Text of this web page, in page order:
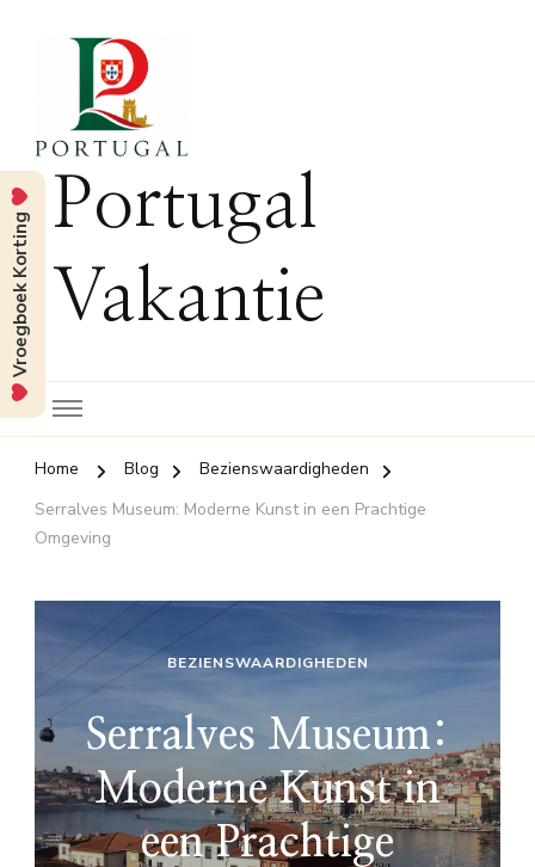
Portugal
Vakantie
Home Blog
Bezienswaardigheden
Serralves Museum: Moderne Kunst in een Prachtige
Omgeving
BEZIENSWAARDIGHEDEN
Serralves Museum:
Moderne Kunst in
een Prachtige
Vroegboek Korting